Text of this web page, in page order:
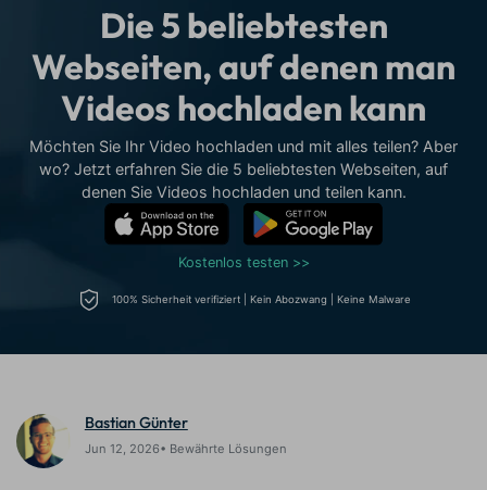
Dienstprogramme
Lösungen
Presseraum
Shop
Plattformen
Funktionen
Video/Foto
Audio
Lösungen
Wer
Video-Lösungen
Ressourcen
Video-Prompts
Prompts – schnell ähnliche
Videos erstellen
Meisterkurs
Beherrschen Sie
fortgeschrittene
Videobearbeitungsfähigkeiten
Lernen, ausdrücken und
erweitern Sie Ihre
Videobearbeitungs-
Spezialeffekt erzeugen
Hilfe-Center
Kunden-Support
Über Uns Bewertungen
Suchen
Die 5 beliebtesten
Webseiten, auf denen man
Videos hochladen kann
Möchten Sie Ihr Video hochladen und mit alles teilen? Aber
wo? Jetzt erfahren Sie die 5 beliebtesten Webseiten, auf
denen Sie Videos hochladen und teilen kann.
Kostenlos testen >>
100% Sicherheit verifiziert | Kein Abozwang | Keine Malware
Bastian Günter
Jun 12, 2026• Bewährte Lösungen